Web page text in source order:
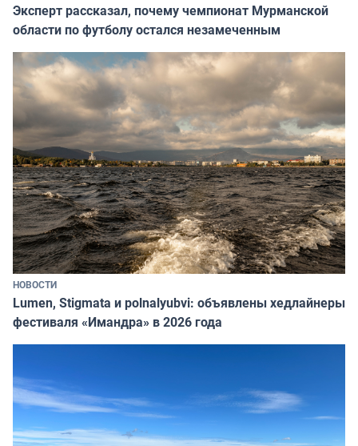
Эксперт рассказал, почему чемпионат Мурманской
области по футболу остался незамеченным
НОВОСТИ
Lumen, Stigmata и polnalyubvi: объявлены хедлайнеры
фестиваля «Имандра» в 2026 года